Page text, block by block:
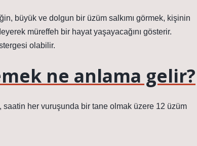
büyük ve dolgun bir üzüm salkımı görmek, kişinin
müreffeh bir hayat yaşayacağını gösterir.
olabilir.
ne anlama gelir?
saatin her vuruşunda bir tane olmak üzere 12 üzüm